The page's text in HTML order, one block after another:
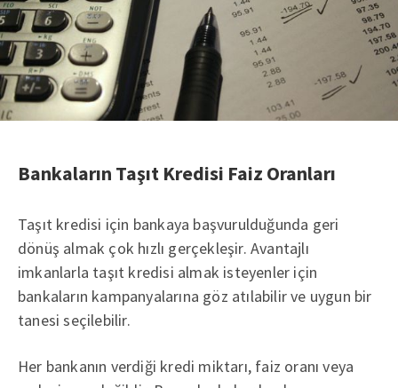
Bankaların Taşıt Kredisi Faiz Oranları
Taşıt kredisi için bankaya başvurulduğunda geri
dönüş almak çok hızlı gerçekleşir. Avantajlı
imkanlarla taşıt kredisi almak isteyenler için
bankaların kampanyalarına göz atılabilir ve uygun bir
tanesi seçilebilir.
Her bankanın verdiği kredi miktarı, faiz oranı veya